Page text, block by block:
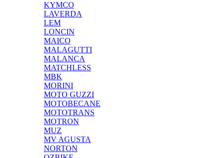
KYMCO
LAVERDA
LEM
LONCIN
MAICO
MALAGUTTI
MALANCA
MATCHLESS
MBK
MORINI
MOTO GUZZI
MOTOBECANE
MOTOTRANS
MOTRON
MUZ
MV AGUSTA
NORTON